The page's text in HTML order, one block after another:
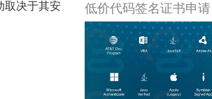
取决于其安
低价代码签名证书申请